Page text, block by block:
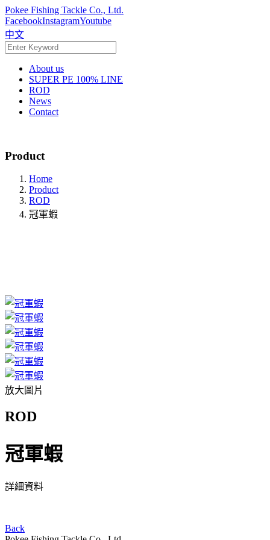
Pokee Fishing Tackle Co., Ltd.
FacebookInstagramYoutube
中文
About us
SUPER PE 100% LINE
ROD
News
Contact
Product
Home
Product
ROD
冠軍蝦
放大圖片
ROD
冠軍蝦
詳細資料
Back